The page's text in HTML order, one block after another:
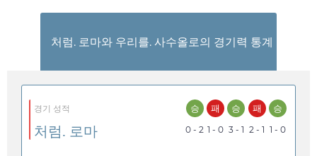
처럼. 로마와 우리를. 사수올로의 경기력 통계
경기 성적
처럼. 로마
승
0 - 2
패
1 - 0
승
3 - 1
패
2 - 1
승
1 - 0